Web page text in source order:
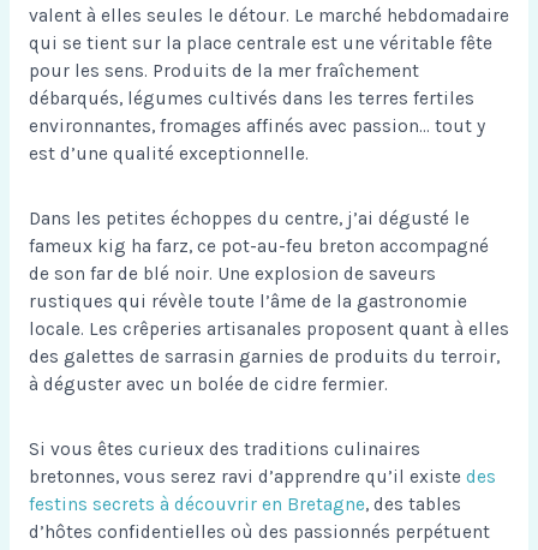
valent à elles seules le détour. Le marché hebdomadaire
qui se tient sur la place centrale est une véritable fête
pour les sens. Produits de la mer fraîchement
débarqués, légumes cultivés dans les terres fertiles
environnantes, fromages affinés avec passion… tout y
est d’une qualité exceptionnelle.
Dans les petites échoppes du centre, j’ai dégusté le
fameux kig ha farz, ce pot-au-feu breton accompagné
de son far de blé noir. Une explosion de saveurs
rustiques qui révèle toute l’âme de la gastronomie
locale. Les crêperies artisanales proposent quant à elles
des galettes de sarrasin garnies de produits du terroir,
à déguster avec un bolée de cidre fermier.
Si vous êtes curieux des traditions culinaires
bretonnes, vous serez ravi d’apprendre qu’il existe des
festins secrets à découvrir en Bretagne, des tables
d’hôtes confidentielles où des passionnés perpétuent